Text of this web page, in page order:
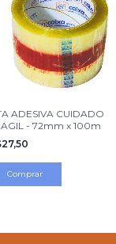
ADESIVA CUIDADO
- 72mm x 100m